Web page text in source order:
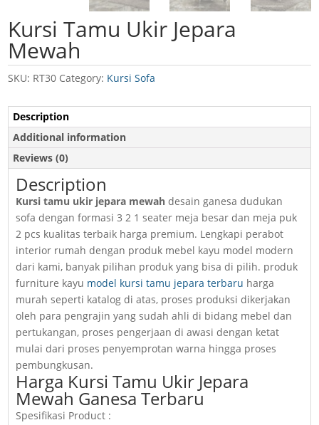
Kursi Tamu Ukir Jepara
Mewah
SKU: RT30 Category: Kursi Sofa
Description
Additional information
Reviews (0)
Description
Kursi tamu ukir jepara mewah desain ganesa dudukan
sofa dengan formasi 3 2 1 seater meja besar dan meja puk
2 pcs kualitas terbaik harga premium. Lengkapi perabot
interior rumah dengan produk mebel kayu model modern
dari kami, banyak pilihan produk yang bisa di pilih. produk
furniture kayu model kursi tamu jepara terbaru harga
murah seperti katalog di atas, proses produksi dikerjakan
oleh para pengrajin yang sudah ahli di bidang mebel dan
pertukangan, proses pengerjaan di awasi dengan ketat
mulai dari proses penyemprotan warna hingga proses
pembungkusan.
Harga Kursi Tamu Ukir Jepara
Mewah Ganesa Terbaru
Spesifikasi Product :